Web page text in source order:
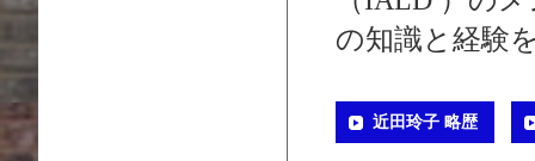
の知識と経験
近田玲子 略歴